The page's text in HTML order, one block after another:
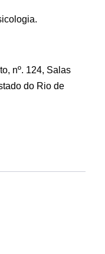
nº. 124, Salas
do Rio de